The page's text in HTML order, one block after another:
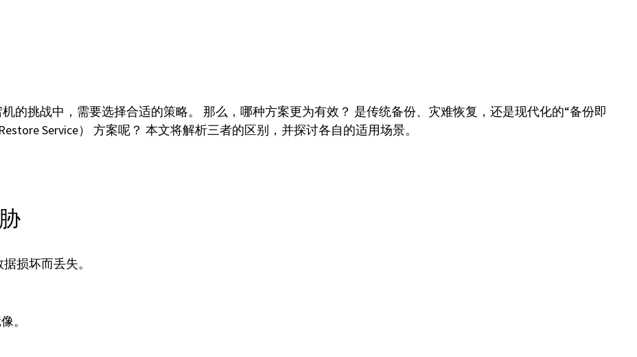
的挑战中，需要选择合适的策略。 那么，哪种方案更为有效？ 是传统备份、灾难恢复，还是现代化的“备份即
Service） 方案呢？ 本文将解析三者的区别，并探讨各自的适用场景。
损坏而丢失。
。